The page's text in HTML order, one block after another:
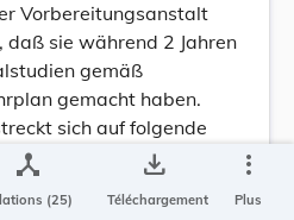
Vorbereitungsanstalt
sie während 2 Jahren
gemäß
gemacht haben.
sich auf folgende
device_hub
(25)
save_alt
Téléchargement
more_vert
Plus